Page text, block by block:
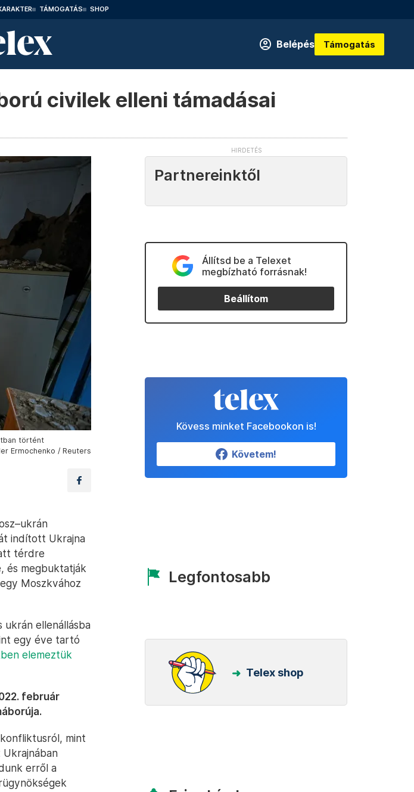
TÁMOGATÁS SHOP
Belépés Támogatás
civilek elleni támadásai
történt
Ermochenko / Reuters
indított Ukrajna
térdre
és megbuktatják
Moszkvához
ukrán ellenállásba
egy éve tartó
elemeztük
február
mint
erről a
Partnereinktől
Állítsd be a Telexet
megbízható forrásnak!
Beállítom
Kövess minket Facebookon is!
Követem!
Legfontosabb
Telex shop